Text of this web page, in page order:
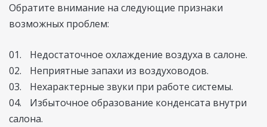
Обратите внимание на следующие признаки
возможных проблем:
Недостаточное охлаждение воздуха в салоне.
Неприятные запахи из воздуховодов.
Нехарактерные звуки при работе системы.
Избыточное образование конденсата внутри
салона.